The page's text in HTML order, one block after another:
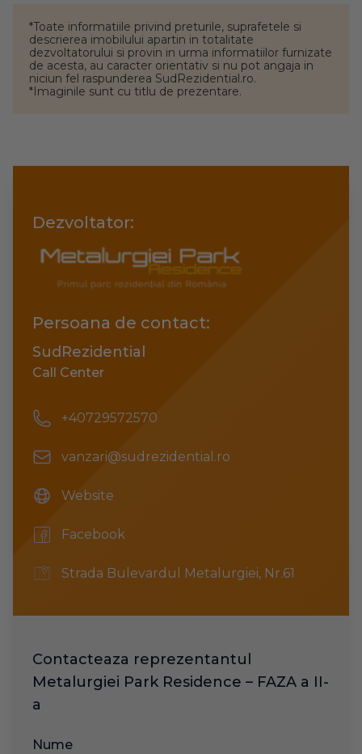
*Toate informatiile privind preturile, suprafetele si
descrierea imobilului apartin in totalitate
dezvoltatorului si provin in urma informatiilor furnizate
de acesta, au caracter orientativ si nu pot angaja in
niciun fel raspunderea SudRezidential.ro.
*Imaginile sunt cu titlu de prezentare.
Dezvoltator:
Persoana de contact:
SudRezidential
Call Center
Phone number
+40729572570
Emailvanzari@sudrezidential.ro
WebsiteWebsite
Facebook
Facebook
AddressStrada Bulevardul Metalurgiei, Nr.61
Contacteaza reprezentantul
Metalurgiei Park Residence – FAZA a II-
a
Nume